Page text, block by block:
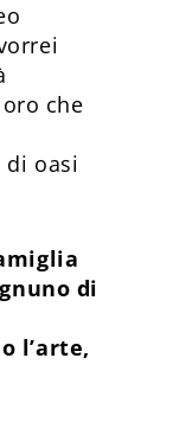
che
di oasi
di
l’arte,